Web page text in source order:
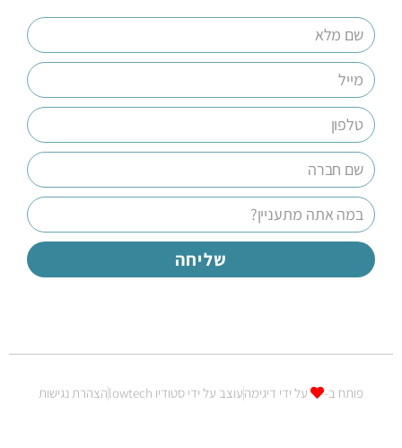
שליחה
פותח ב- על ידי דיגימהעוצב על ידי סטודיו lowtech הצהרת נגישות